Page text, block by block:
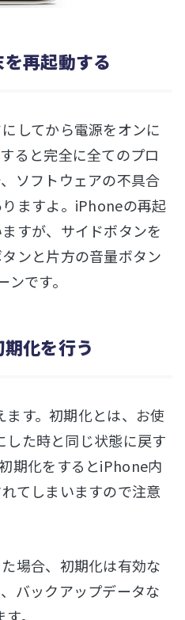
再起動する
してから電源をオンに
ると完全に全てのプロ
ソフトウェアの不具合
ますよ。iPhoneの再起
すが、サイドボタンを
ンと片方の音量ボタン
です。
化を行う
す。初期化とは、お使
た時と同じ状態に戻す
期化をするとiPhone内
てしまいますので注意
場合、初期化は有効な
バックアップデータな